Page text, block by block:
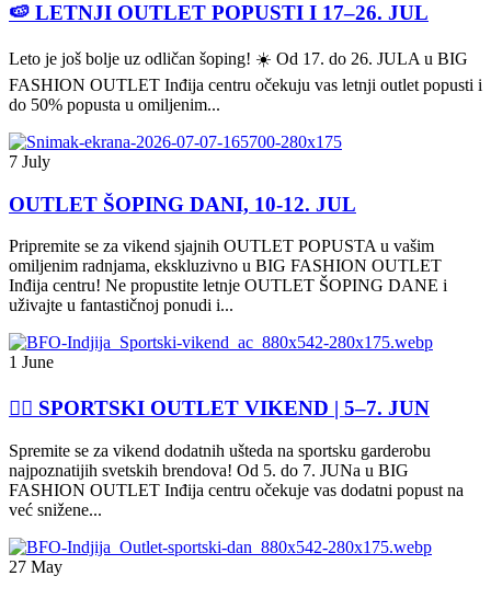
🍉 LETNJI OUTLET POPUSTI I 17–26. JUL
Leto je još bolje uz odličan šoping! ☀️ Od 17. do 26. JULA u BIG
FASHION OUTLET Inđija centru očekuju vas letnji outlet popusti i
do 50% popusta u omiljenim...
7 July
OUTLET ŠOPING DANI, 10-12. JUL
Pripremite se za vikend sjajnih OUTLET POPUSTA u vašim
omiljenim radnjama, ekskluzivno u BIG FASHION OUTLET
Inđija centru! Ne propustite letnje OUTLET ŠOPING DANE i
uživajte u fantastičnoj ponudi i...
1 June
🏃‍♀️ SPORTSKI OUTLET VIKEND | 5–7. JUN
Spremite se za vikend dodatnih ušteda na sportsku garderobu
najpoznatijih svetskih brendova! Od 5. do 7. JUNa u BIG
FASHION OUTLET Inđija centru očekuje vas dodatni popust na
već snižene...
27 May